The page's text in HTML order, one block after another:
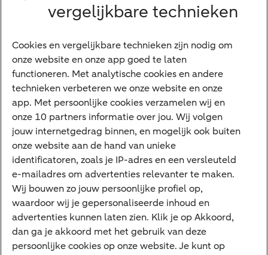
Betalen
Sparen
Meest gezocht
Jaaroverzicht
Machtiging
E.dentifier
Deposito
Uw situatie
Maatwerk in beleggen
Vermogensoverdracht
vergelijkbare technieken
Cookies en vergelijkbare technieken zijn nodig om
onze website en onze app goed te laten
functioneren. Met analytische cookies en andere
technieken verbeteren we onze website en onze
app. Met persoonlijke cookies verzamelen wij en
onze 10 partners informatie over jou. Wij volgen
jouw internetgedrag binnen, en mogelijk ook buiten
onze website aan de hand van unieke
identificatoren, zoals je IP-adres en een versleuteld
e-mailadres om advertenties relevanter te maken.
Wij bouwen zo jouw persoonlijke profiel op,
waardoor wij je gepersonaliseerde inhoud en
advertenties kunnen laten zien. Klik je op Akkoord,
dan ga je akkoord met het gebruik van deze
persoonlijke cookies op onze website. Je kunt op